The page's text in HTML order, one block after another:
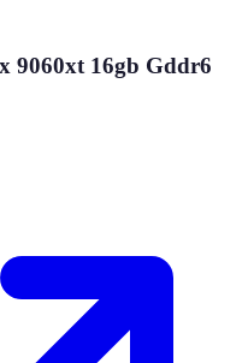
9060xt 16gb Gddr6